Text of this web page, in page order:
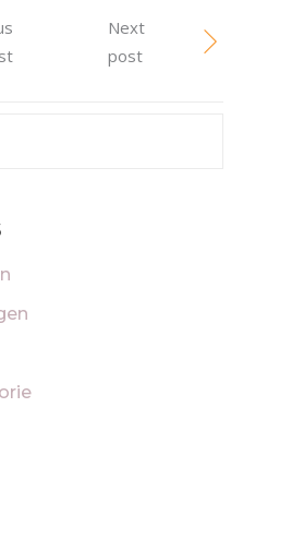
Next
post